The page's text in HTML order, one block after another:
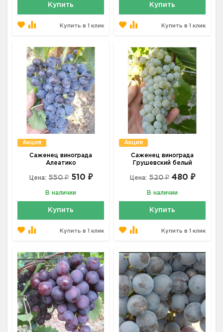
Купить
Купить в 1 клик
Купить
Купить в 1 клик
Акция
Саженец винограда
Алеатико
Цена: 550 ₽ 510 ₽
В наличии
Купить
Купить в 1 клик
Акция
Саженец винограда
Грушевский белый
Цена: 520 ₽ 480 ₽
В наличии
Купить
Купить в 1 клик